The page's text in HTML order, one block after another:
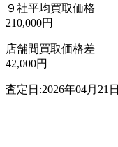
９社平均買取価格
210,000円
店舗間買取価格差
42,000円
査定日:2026年04月21日